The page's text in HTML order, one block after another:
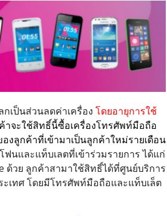
เป็นส่วนลดค่าเครื่อง โดยอายุการใช้
าจะใช้สิทธิ์นี้ซื้อเครื่องโทรศัพท์มือถือ
งลูกค้าที่เข้ามาเป็นลูกค้าใหม่รายเดือน
ฟนและแท็บเลตที่เข้าร่วมรายการ ได้แก่
ด้วย ลูกค้าสามาใช้สิทธิ์ได้ที่ศูนย์บริการ
เทศ โดยมีโทรศัพท์มือถือและแท็บเล็ต